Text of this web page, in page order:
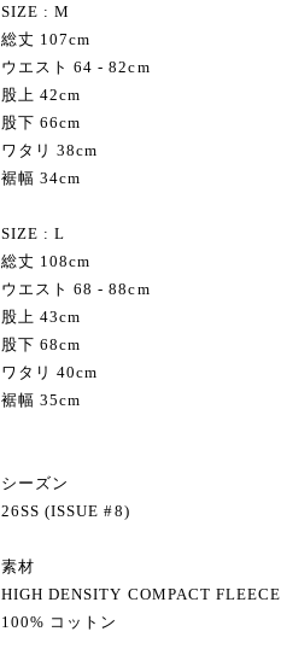
SIZE : M
総丈 107cm
ウエスト 64 - 82cm
股上 42cm
股下 66cm
ワタリ 38cm
裾幅 34cm
SIZE : L
総丈 108cm
ウエスト 68 - 88cm
股上 43cm
股下 68cm
ワタリ 40cm
裾幅 35cm
シーズン
26SS (ISSUE #8)
素材
HIGH DENSITY COMPACT FLEECE
100% コットン